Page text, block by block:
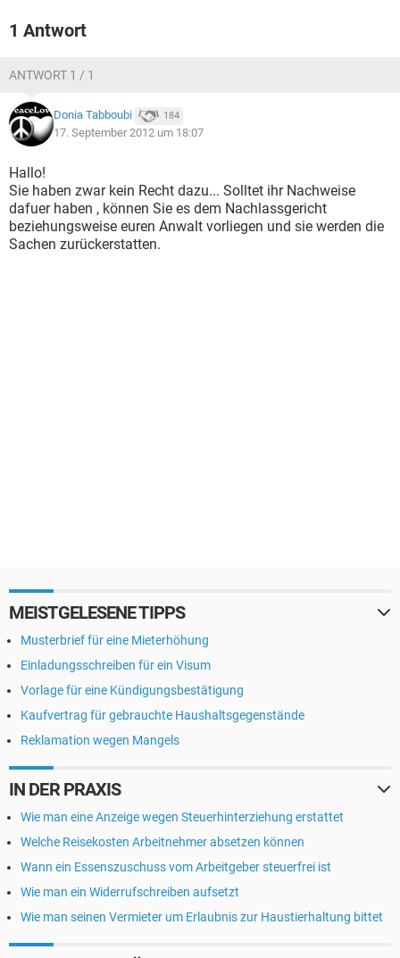
1 Antwort
ANTWORT 1 / 1
Donia Tabboubi 184
17. September 2012 um 18:07
Hallo!
Sie haben zwar kein Recht dazu... Solltet ihr Nachweise
dafuer haben , können Sie es dem Nachlassgericht
beziehungsweise euren Anwalt vorliegen und sie werden die
Sachen zurückerstatten.
MEISTGELESENE TIPPS
Musterbrief für eine Mieterhöhung
Einladungsschreiben für ein Visum
Vorlage für eine Kündigungsbestätigung
Kaufvertrag für gebrauchte Haushaltsgegenstände
Reklamation wegen Mangels
IN DER PRAXIS
Wie man eine Anzeige wegen Steuerhinterziehung erstattet
Welche Reisekosten Arbeitnehmer absetzen können
Wann ein Essenszuschuss vom Arbeitgeber steuerfrei ist
Wie man ein Widerrufschreiben aufsetzt
Wie man seinen Vermieter um Erlaubnis zur Haustierhaltung bittet